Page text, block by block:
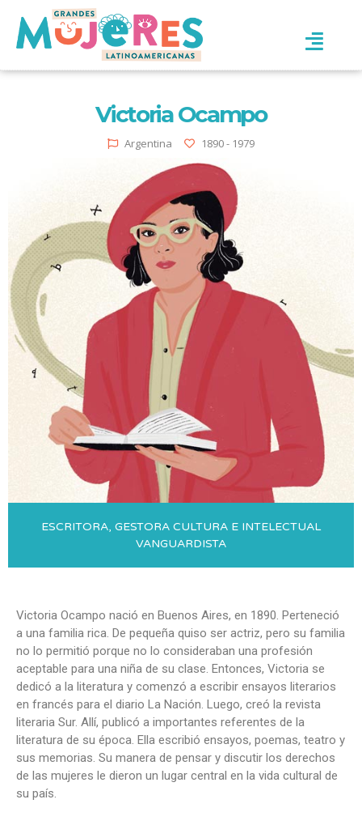
Victoria Ocampo
Argentina 1890 - 1979
ESCRITORA, GESTORA CULTURA E INTELECTUAL
VANGUARDISTA
Victoria Ocampo nació en Buenos Aires, en 1890. Perteneció
a una familia rica. De pequeña quiso ser actriz, pero su familia
no lo permitió porque no lo consideraban una profesión
aceptable para una niña de su clase. Entonces, Victoria se
dedicó a la literatura y comenzó a escribir ensayos literarios
en francés para el diario La Nación. Luego, creó la revista
literaria Sur. Allí, publicó a importantes referentes de la
literatura de su época. Ella escribió ensayos, poemas, teatro y
sus memorias. Su manera de pensar y discutir los derechos
de las mujeres le dieron un lugar central en la vida cultural de
su país.